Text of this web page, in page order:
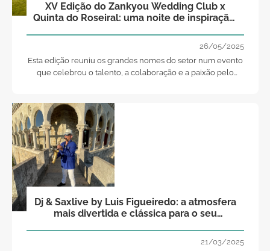
XV Edição do Zankyou Wedding Club x
Quinta do Roseiral: uma noite de inspiração,
26/05/2025
Esta edição reuniu os grandes nomes do setor num evento
que celebrou o talento, a colaboração e a paixão pelo
Dj & Saxlive by Luis Figueiredo: a atmosfera
mais divertida e clássica para o seu
21/03/2025